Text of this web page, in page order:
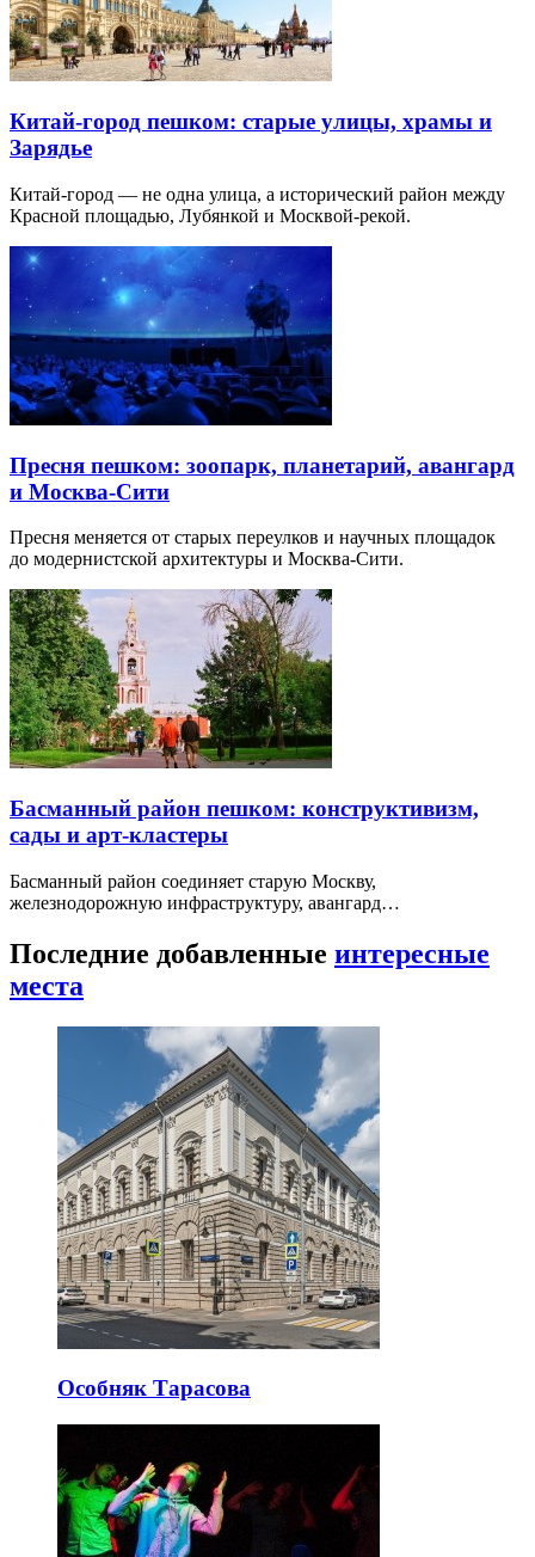
Китай-город пешком: старые улицы, храмы и
Зарядье
Китай-город — не одна улица, а исторический район между
Красной площадью, Лубянкой и Москвой-рекой.
Пресня пешком: зоопарк, планетарий, авангард
и Москва-Сити
Пресня меняется от старых переулков и научных площадок
до модернистской архитектуры и Москва-Сити.
Басманный район пешком: конструктивизм,
сады и арт-кластеры
Басманный район соединяет старую Москву,
железнодорожную инфраструктуру, авангард…
Последние добавленные интересные
места
Особняк Тарасова